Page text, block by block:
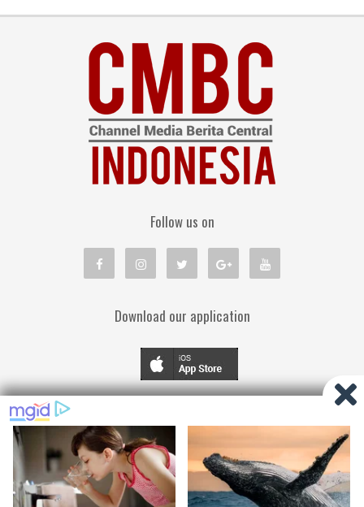
Follow us on
Download our application
TENTANG KAMI PEDOMAN MEDIA SIBER
KEBIJAKAN PRIVASI